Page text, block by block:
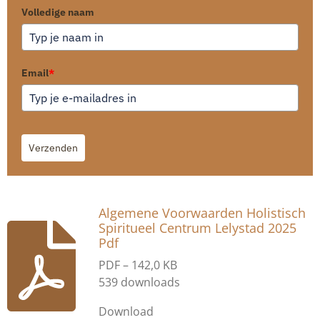
Volledige naam
Email*
Verzenden
Algemene Voorwaarden Holistisch
Spiritueel Centrum Lelystad 2025
Pdf
PDF – 142,0 KB
539 downloads
Download